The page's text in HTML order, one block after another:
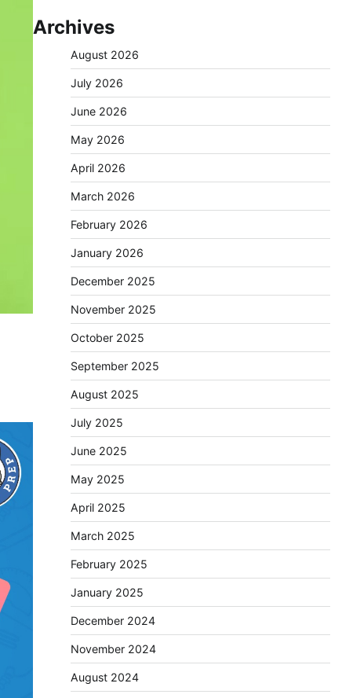
Archives
August 2026
July 2026
June 2026
May 2026
April 2026
March 2026
February 2026
January 2026
December 2025
November 2025
October 2025
September 2025
August 2025
July 2025
June 2025
May 2025
April 2025
March 2025
February 2025
January 2025
December 2024
November 2024
August 2024